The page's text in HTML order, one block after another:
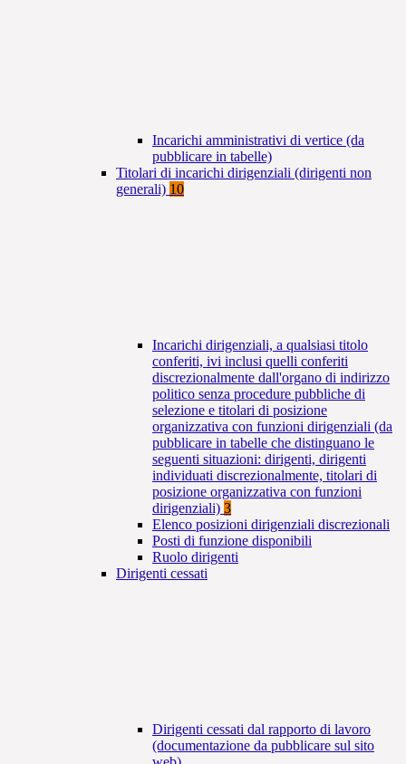
Incarichi amministrativi di vertice (da
pubblicare in tabelle)
Titolari di incarichi dirigenziali (dirigenti non
generali) 10
Incarichi dirigenziali, a qualsiasi titolo
conferiti, ivi inclusi quelli conferiti
discrezionalmente dall'organo di indirizzo
politico senza procedure pubbliche di
selezione e titolari di posizione
organizzativa con funzioni dirigenziali (da
pubblicare in tabelle che distinguano le
seguenti situazioni: dirigenti, dirigenti
individuati discrezionalmente, titolari di
posizione organizzativa con funzioni
dirigenziali) 3
Elenco posizioni dirigenziali discrezionali
Posti di funzione disponibili
Ruolo dirigenti
Dirigenti cessati
Dirigenti cessati dal rapporto di lavoro
(documentazione da pubblicare sul sito